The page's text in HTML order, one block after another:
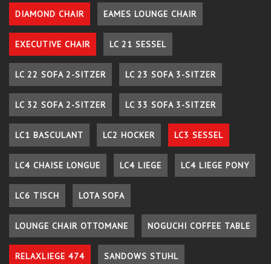
DIAMOND CHAIR EAMES LOUNGE CHAIR
EXECUTIVE CHAIR LC 21 SESSEL
LC 22 SOFA 2-SITZER LC 23 SOFA 3-SITZER
LC 32 SOFA 2-SITZER LC 33 SOFA 3-SITZER
LC1 BASCULANT LC2 HOCKER LC3 SESSEL
LC4 CHAISE LONGUE LC4 LIEGE LC4 LIEGE PONY
LC6 TISCH LOTA SOFA
LOUNGE CHAIR OTTOMANE NOGUCHI COFFEE TABLE
RELAXLIEGE 474 SANDOWS STUHL